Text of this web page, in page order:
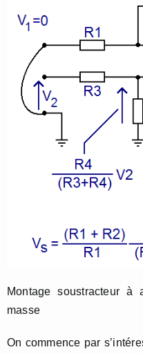
Montage soustracteur
masse
On commence par